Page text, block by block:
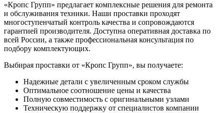
«Кропс Групп» предлагает комплексные решения для ремонта
и обслуживания техники. Наши проставки проходят
многоступенчатый контроль качества и сопровождаются
гарантией производителя. Доступна оперативная доставка по
всей России, а также профессиональная консультация по
подбору комплектующих.
Выбирая проставки от «Кропс Групп», вы получаете:
Надежные детали с увеличенным сроком службы
Оптимальное соотношение цены и качества
Полную совместимость с оригинальными узлами
Техническую поддержку от специалистов компании